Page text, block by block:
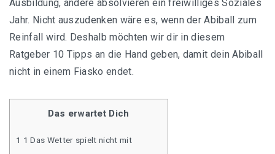
Abiballkleid in Mintgrün
Abiballkleid in Rosa
Ausbildung, andere absolvieren ein freiwilliges Soziales
Jahr. Nicht auszudenken wäre es, wenn der Abiball zum
Reinfall wird. Deshalb möchten wir dir in diesem
Ratgeber 10 Tipps an die Hand geben, damit dein Abiball
nicht in einem Fiasko endet.
Das erwartet Dich
1 1 Das Wetter spielt nicht mit